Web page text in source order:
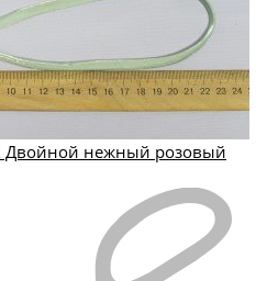
Двойной нежный розовый